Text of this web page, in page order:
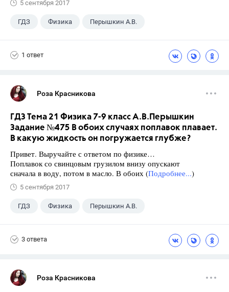
5 сентября 2017
ГДЗ Физика Перышкин А.В.
1 ответ
Роза Красникова
ГДЗ Тема 21 Физика 7-9 класс А.В.Перышкин
Задание №475 В обоих случаях поплавок плавает.
В какую жидкость он погружается глубже?
Привет. Выручайте с ответом по физике…
Поплавок со свинцовым грузилом внизу опускают
сначала в воду, потом в масло. В обоих (Подробнее...)
5 сентября 2017
ГДЗ Физика Перышкин А.В.
3 ответа
Роза Красникова